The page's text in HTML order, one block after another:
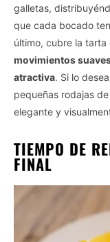
galletas,
que cada bocado
último, cubre la
movimientos
atractiva. Si lo
pequeñas rodajas
elegante y
TIEMPO DE
FINAL